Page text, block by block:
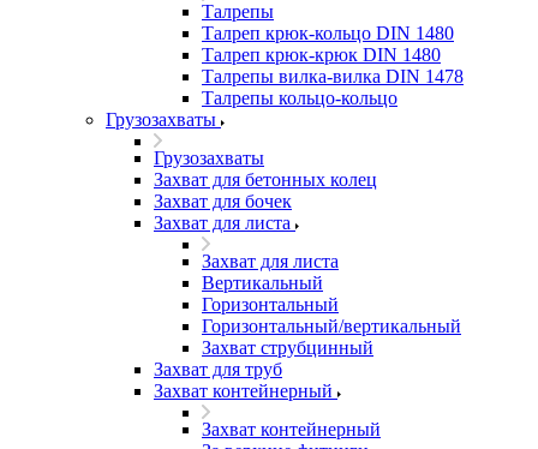
Талрепы
Талреп крюк-кольцо DIN 1480
Талреп крюк-крюк DIN 1480
Талрепы вилка-вилка DIN 1478
Талрепы кольцо-кольцо
Грузозахваты
Грузозахваты
Захват для бетонных колец
Захват для бочек
Захват для листа
Захват для листа
Вертикальный
Горизонтальный
Горизонтальный/вертикальный
Захват струбцинный
Захват для труб
Захват контейнерный
Захват контейнерный